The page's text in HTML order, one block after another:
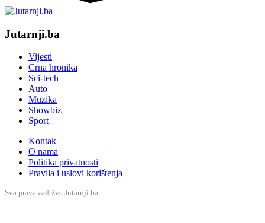
Jutarnji.ba
Vijesti
Crna hronika
Sci-tech
Auto
Muzika
Showbiz
Sport
Kontak
O nama
Politika privatnosti
Pravila i uslovi korištenja
Sva prava zadržva Jutarnji.ba